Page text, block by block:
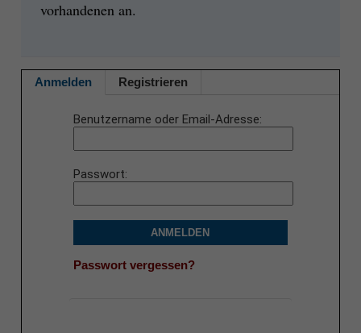
vorhandenen an.
Anmelden Registrieren
Benutzername oder Email-Adresse
Passwort
ANMELDEN
Passwort vergessen?